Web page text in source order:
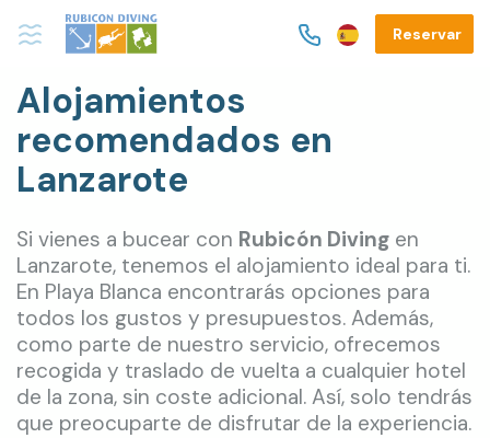
Reservar
Alojamientos
recomendados en
Lanzarote
Si vienes a bucear con Rubicón Diving en
Lanzarote, tenemos el alojamiento ideal para ti.
En Playa Blanca encontrarás opciones para
todos los gustos y presupuestos. Además,
como parte de nuestro servicio, ofrecemos
recogida y traslado de vuelta a cualquier hotel
de la zona, sin coste adicional. Así, solo tendrás
que preocuparte de disfrutar de la experiencia.